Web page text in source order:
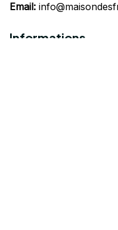
Email:
Informations